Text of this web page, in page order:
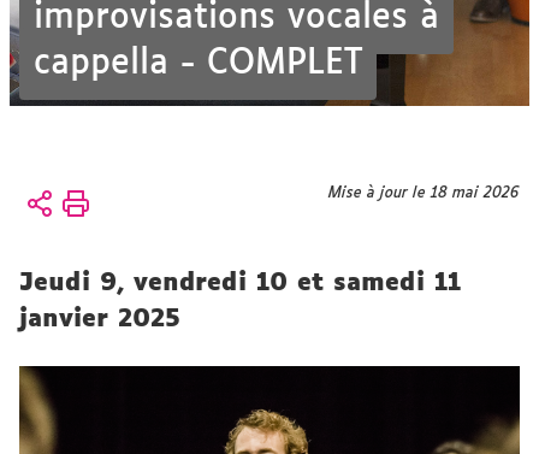
improvisations vocales à
cappella - COMPLET
Vous
Accueil
CFMI
Formation
continue
Mise à jour le 18 mai 2026
Jeudi 9, vendredi 10 et samedi 11
janvier 2025